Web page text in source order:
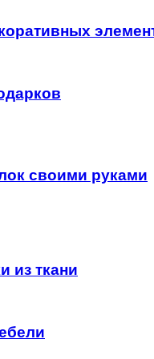
своими руками
из ткани